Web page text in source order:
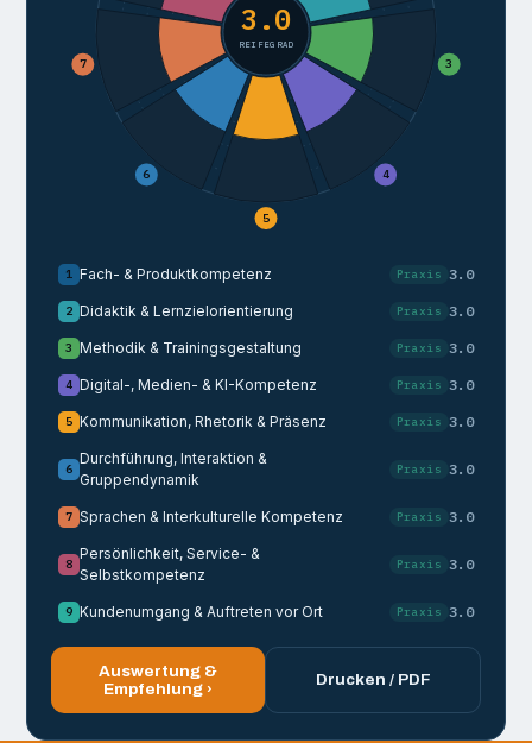
3
4
5
6
7
3.0
REIFEGRAD
1 Fach- & Produktkompetenz Praxis 3.0
2 Didaktik & Lernzielorientierung Praxis 3.0
3 Methodik & Trainingsgestaltung Praxis 3.0
4 Digital-, Medien- & KI-Kompetenz Praxis 3.0
5 Kommunikation, Rhetorik & Präsenz Praxis 3.0
6
Durchführung, Interaktion &
Gruppendynamik
Praxis 3.0
7 Sprachen & Interkulturelle Kompetenz Praxis 3.0
8
Persönlichkeit, Service- &
Selbstkompetenz
Praxis 3.0
9 Kundenumgang & Auftreten vor Ort Praxis 3.0
Auswertung &
Empfehlung ›
Drucken / PDF